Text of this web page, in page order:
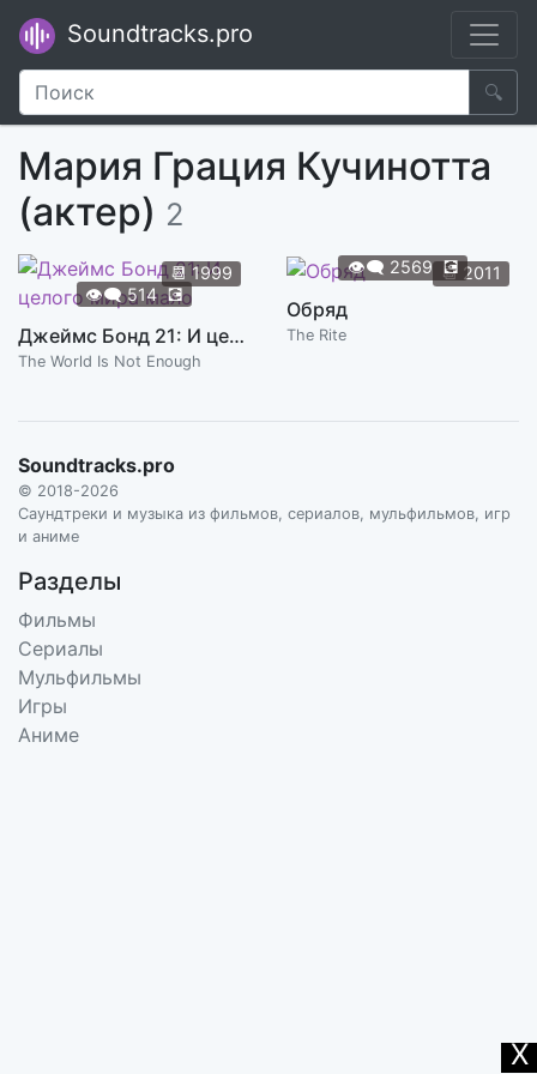
Soundtracks.pro
🔍
Мария Грация Кучинотта
(актер) 2
📆 1999
👁️‍🗨️514 💽
Джеймс Бонд 21: И целого мира мало
The World Is Not Enough
📆2011
👁️‍🗨️ 2569 💽
Обряд
The Rite
Soundtracks.pro
© 2018-2026
Саундтреки и музыка из фильмов, сериалов, мульфильмов, игр
и аниме
Разделы
Фильмы
Сериалы
Мульфильмы
Игры
Аниме
X